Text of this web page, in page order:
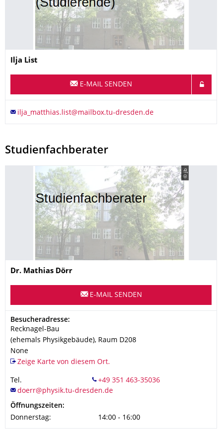
Name
Ilja List
E-MAIL SENDEN
Studienfachberater
© jb
Name
Dr. Mathias Dörr
E-MAIL SENDEN
Adresse
Besucheradresse:
Recknagel-Bau
(ehemals Physikgebäude), Raum D208
None
Zeige Karte von diesem Ort.
Tel.
Öffnungszeiten:
Donnerstag:
14:00 - 16:00